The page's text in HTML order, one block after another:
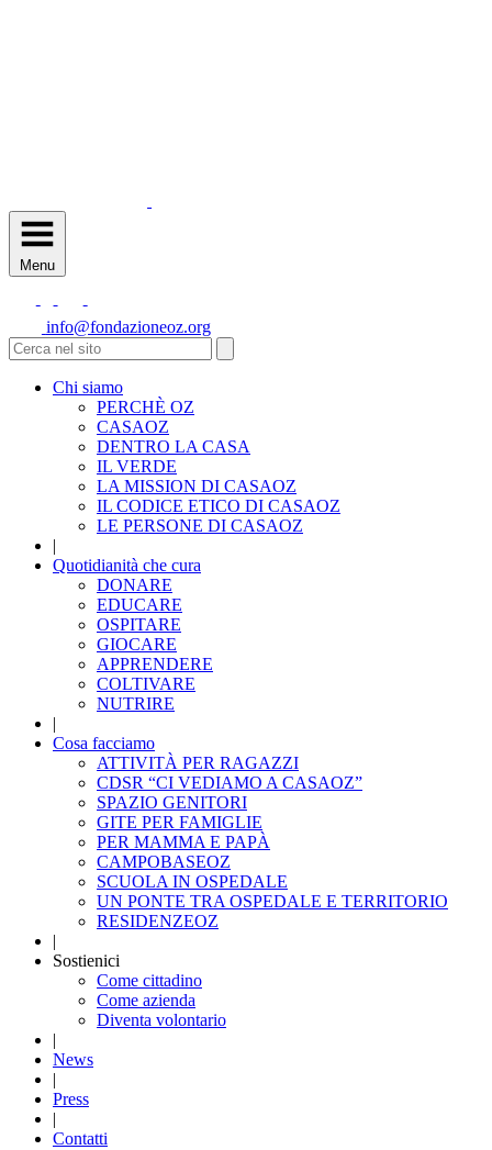
Menu
info@fondazioneoz.org
Chi siamo
PERCHÈ OZ
CASAOZ
DENTRO LA CASA
IL VERDE
LA MISSION DI CASAOZ
IL CODICE ETICO DI CASAOZ
LE PERSONE DI CASAOZ
|
Quotidianità che cura
DONARE
EDUCARE
OSPITARE
GIOCARE
APPRENDERE
COLTIVARE
NUTRIRE
|
Cosa facciamo
ATTIVITÀ PER RAGAZZI
CDSR “CI VEDIAMO A CASAOZ”
SPAZIO GENITORI
GITE PER FAMIGLIE
PER MAMMA E PAPÀ
CAMPOBASEOZ
SCUOLA IN OSPEDALE
UN PONTE TRA OSPEDALE E TERRITORIO
RESIDENZEOZ
|
Sostienici
Come cittadino
Come azienda
Diventa volontario
|
News
|
Press
|
Contatti